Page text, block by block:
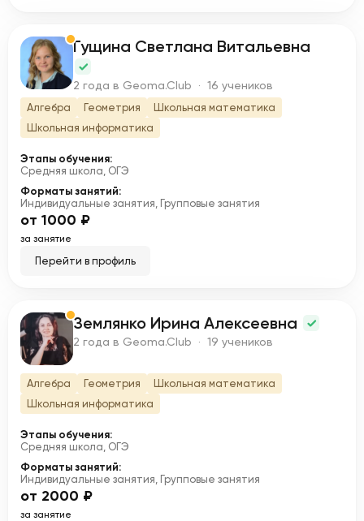
Г Гущина Светлана Витальевна
2 года в Geoma.Club · 16 учеников
Алгебра Геометрия
Школьная математика
Школьная информатика
Этапы обучения:
Средняя школа, ОГЭ
Форматы занятий:
Индивидуальные занятия, Групповые занятия
от 1000 ₽
за занятие
Перейти в профиль
З Землянко Ирина Алексеевна
2 года в Geoma.Club · 19 учеников
Алгебра Геометрия
Школьная математика
Школьная информатика
Этапы обучения:
Средняя школа, ОГЭ
Форматы занятий:
Индивидуальные занятия, Групповые занятия
от 2000 ₽
за занятие